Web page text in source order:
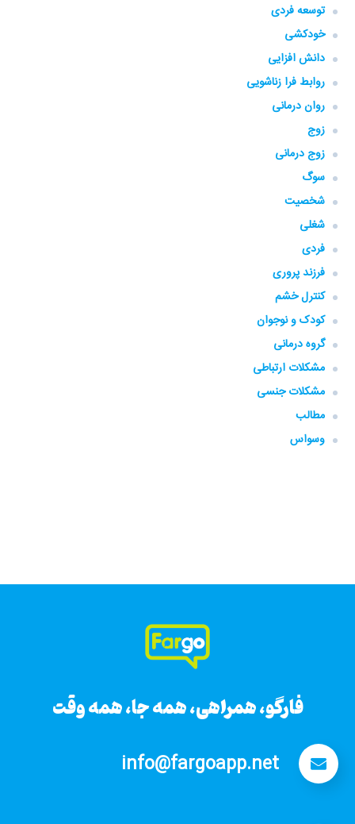
توسعه فردی
خودکشی
دانش افزایی
روابط فرا زناشویی
روان درمانی
زوج
زوج درمانی
سوگ
شخصیت
شغلی
فردی
فرزند پروری
کنترل خشم
کودک و نوجوان
گروه‌ درمانی
مشکلات ارتباطی
مشکلات جنسی
مطالب
وسواس
فارگو، همراهی، همه جا، همه وقت
info@fargoapp.net